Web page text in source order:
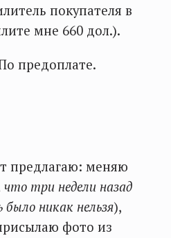
покупателя в
мне 660 дол.).
предоплате.
предлагаю: меняю
три недели назад
никак нельзя),
фото из